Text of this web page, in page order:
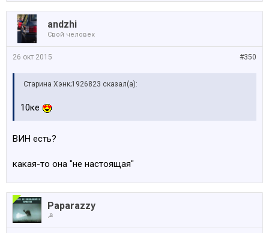
аndzhi
Свой человек
#350
26 окт 2015
Старина Хэнк;1926823 сказал(а):
10ке
ВИН есть?
какая-то она "не настоящая"
Paparazzy
☭